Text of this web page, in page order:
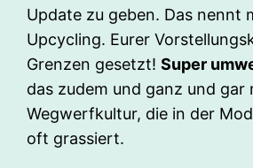
Update zu geben. Das nennt
Upcycling. Eurer
Grenzen gesetzt!Super
das zudem und ganz und gar
Wegwerfkultur, die in der
oft grassiert.